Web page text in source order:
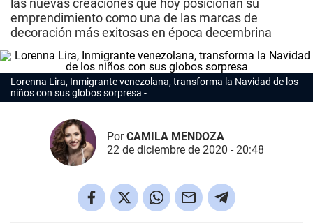
las nuevas creaciones que hoy posicionan su
emprendimiento como una de las marcas de
decoración más exitosas en época decembrina
Lorenna Lira, Inmigrante venezolana, transforma la Navidad de los
niños con sus globos sorpresa
PorCAMILA MENDOZA
22 de diciembre de 2020 - 20:48